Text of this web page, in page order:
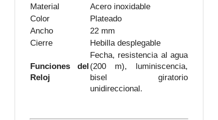
Material
Acero inoxidable
Color
Plateado
Ancho
22 mm
Cierre
Hebilla desplegable
Funciones del
Reloj
Fecha, resistencia al agua
(200 m), luminiscencia,
bisel giratorio
unidireccional.